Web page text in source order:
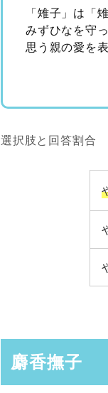
「雉子」は「
みずひなを守
思う親の愛を
選択肢と回答割合
麝香撫子